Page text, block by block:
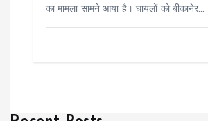
का मामला सामने आया है। घायलों को बीकानेर…